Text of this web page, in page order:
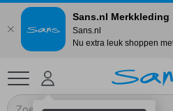
Sans.nl Merkkleding
Sans.nl
Nu extra leuk shoppen